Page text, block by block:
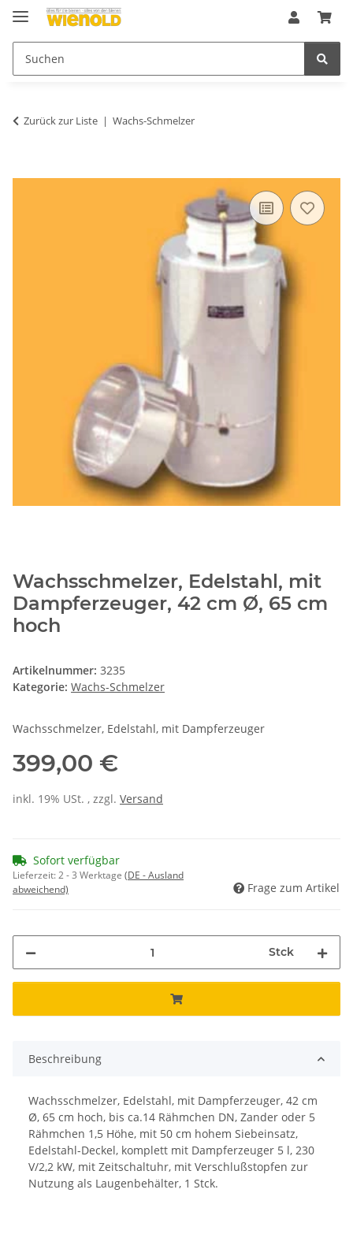
Zurück zur Liste Wachs-Schmelzer
Wachsschmelzer, Edelstahl, mit
Dampferzeuger, 42 cm Ø, 65 cm
hoch
Artikelnummer: 3235
Kategorie: Wachs-Schmelzer
Wachsschmelzer, Edelstahl, mit Dampferzeuger
399,00 €
inkl. 19% USt. , zzgl. Versand
Sofort verfügbar
Lieferzeit:2 - 3 Werktage (DE - Ausland
abweichend)
Frage zum Artikel
Stck
Beschreibung
Wachsschmelzer, Edelstahl, mit Dampferzeuger, 42 cm
Ø, 65 cm hoch, bis ca.14 Rähmchen DN, Zander oder 5
Rähmchen 1,5 Höhe, mit 50 cm hohem Siebeinsatz,
Edelstahl-Deckel, komplett mit Dampferzeuger 5 l, 230
V/2,2 kW, mit Zeitschaltuhr, mit Verschlußstopfen zur
Nutzung als Laugenbehälter, 1 Stck.